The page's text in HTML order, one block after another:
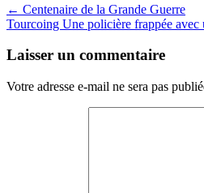
← Centenaire de la Grande Guerre
Tourcoing Une policière frappée
Laisser un commentaire
Votre adresse e-mail ne sera pas